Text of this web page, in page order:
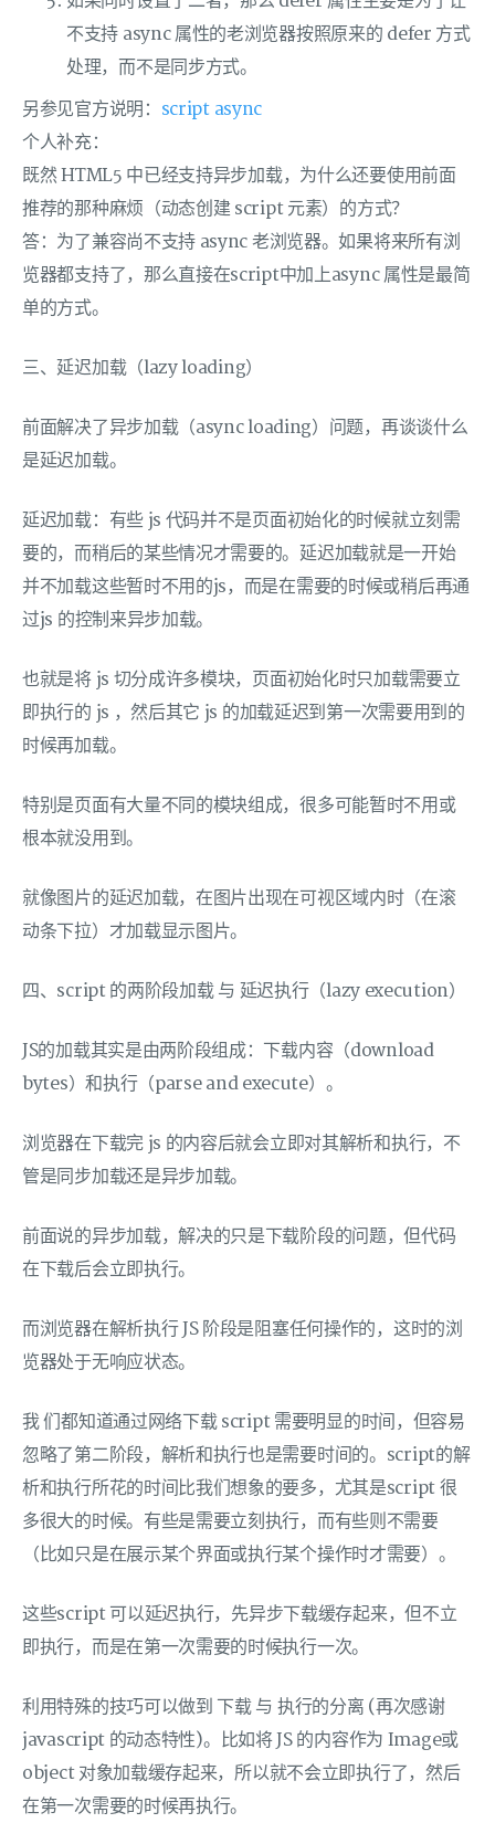
不支持 async 属性的老浏览器按照原来的 defer 方式
处理，而不是同步方式。
另参见官方说明： script async
个人补充：
既然 HTML5 中已经支持异步加载，为什么还要使用前面
推荐的那种麻烦（动态创建 script 元素）的方式？
答：为了兼容尚不支持 async 老浏览器。如果将来所有浏
览器都支持了，那么直接在script中加上async 属性是最简
单的方式。
三、延迟加载（lazy loading）
前面解决了异步加载（async loading）问题，再谈谈什么
是延迟加载。
延迟加载：有些 js 代码并不是页面初始化的时候就立刻需
要的，而稍后的某些情况才需要的。延迟加载就是一开始
并不加载这些暂时不用的js，而是在需要的时候或稍后再通
过js 的控制来异步加载。
也就是将 js 切分成许多模块，页面初始化时只加载需要立
即执行的 js ，然后其它 js 的加载延迟到第一次需要用到的
时候再加载。
特别是页面有大量不同的模块组成，很多可能暂时不用或
根本就没用到。
就像图片的延迟加载，在图片出现在可视区域内时（在滚
动条下拉）才加载显示图片。
四、script 的两阶段加载 与 延迟执行（lazy execution）
JS的加载其实是由两阶段组成：下载内容（download
bytes）和执行（parse and execute）。
浏览器在下载完 js 的内容后就会立即对其解析和执行，不
管是同步加载还是异步加载。
前面说的异步加载，解决的只是下载阶段的问题，但代码
在下载后会立即执行。
而浏览器在解析执行 JS 阶段是阻塞任何操作的，这时的浏
览器处于无响应状态。
我 们都知道通过网络下载 script 需要明显的时间，但容易
忽略了第二阶段，解析和执行也是需要时间的。script的解
析和执行所花的时间比我们想象的要多，尤其是script 很
多很大的时候。有些是需要立刻执行，而有些则不需要
（比如只是在展示某个界面或执行某个操作时才需要）。
这些script 可以延迟执行，先异步下载缓存起来，但不立
即执行，而是在第一次需要的时候执行一次。
利用特殊的技巧可以做到 下载 与 执行的分离 (再次感谢
javascript 的动态特性)。比如将 JS 的内容作为 Image或
object 对象加载缓存起来，所以就不会立即执行了，然后
在第一次需要的时候再执行。